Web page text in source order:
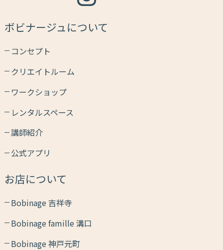
ボビナージュについて
コンセプト
クリエイトルーム
ワークショップ
レンタルスペース
講師紹介
公式アプリ
お店について
Bobinage 吉祥寺
Bobinage famille 溝口
Bobinage 神戸元町